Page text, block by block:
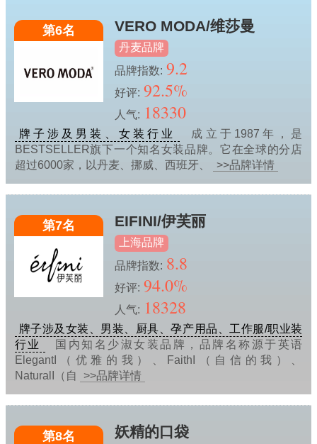
第6名 VERO MODA/维莎曼
丹麦品牌
品牌指数: 9.2
好评: 92.5%
人气: 18330
牌子涉及男装、女装行业
成立于1987年，是
BESTSELLER旗下一个知名女装品牌。它在全球的分店
超过6000家，以丹麦、挪威、西班牙、
>>品牌详情
第7名 EIFINI/伊芙丽
上海品牌
品牌指数: 8.8
好评: 94.0%
人气: 18328
牌子涉及女装、男装、厨具、孕产用品、工作服/职业装
行业
国内知名少淑女装品牌，品牌名称源于英语
ElegantI（优雅的我）、FaithI（自信的我）、
NaturalI（自
>>品牌详情
第8名 妖精的口袋